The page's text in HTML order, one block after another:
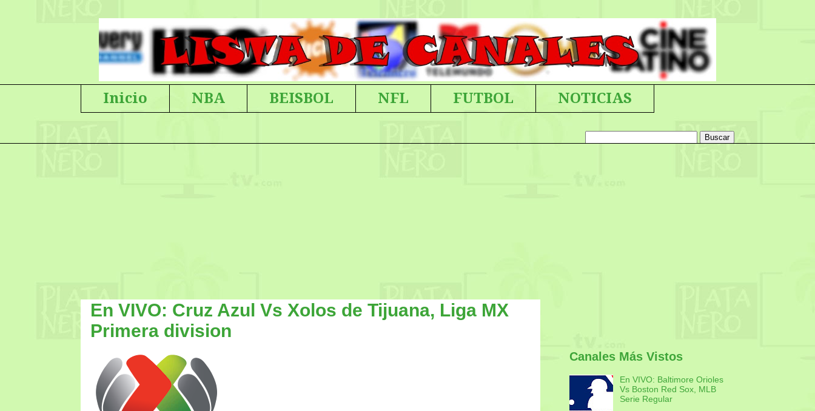
Inicio NBA BEISBOL NFL FUTBOL NOTICIAS
En VIVO: Cruz Azul Vs Xolos de Tijuana, Liga MX
Primera division
Canales Más Vistos
En VIVO: Baltimore Orioles
Vs Boston Red Sox, MLB
Serie Regular